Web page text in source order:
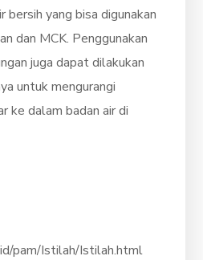
bersih yang bisa digunakan
dan MCK. Penggunakan
juga dapat dilakukan
untuk mengurangi
ke dalam badan air di
pam/Istilah/Istilah.html